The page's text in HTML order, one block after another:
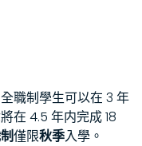
職制學生可以在 3 年
在 4.5 年内完成 18
僅限秋季入學。